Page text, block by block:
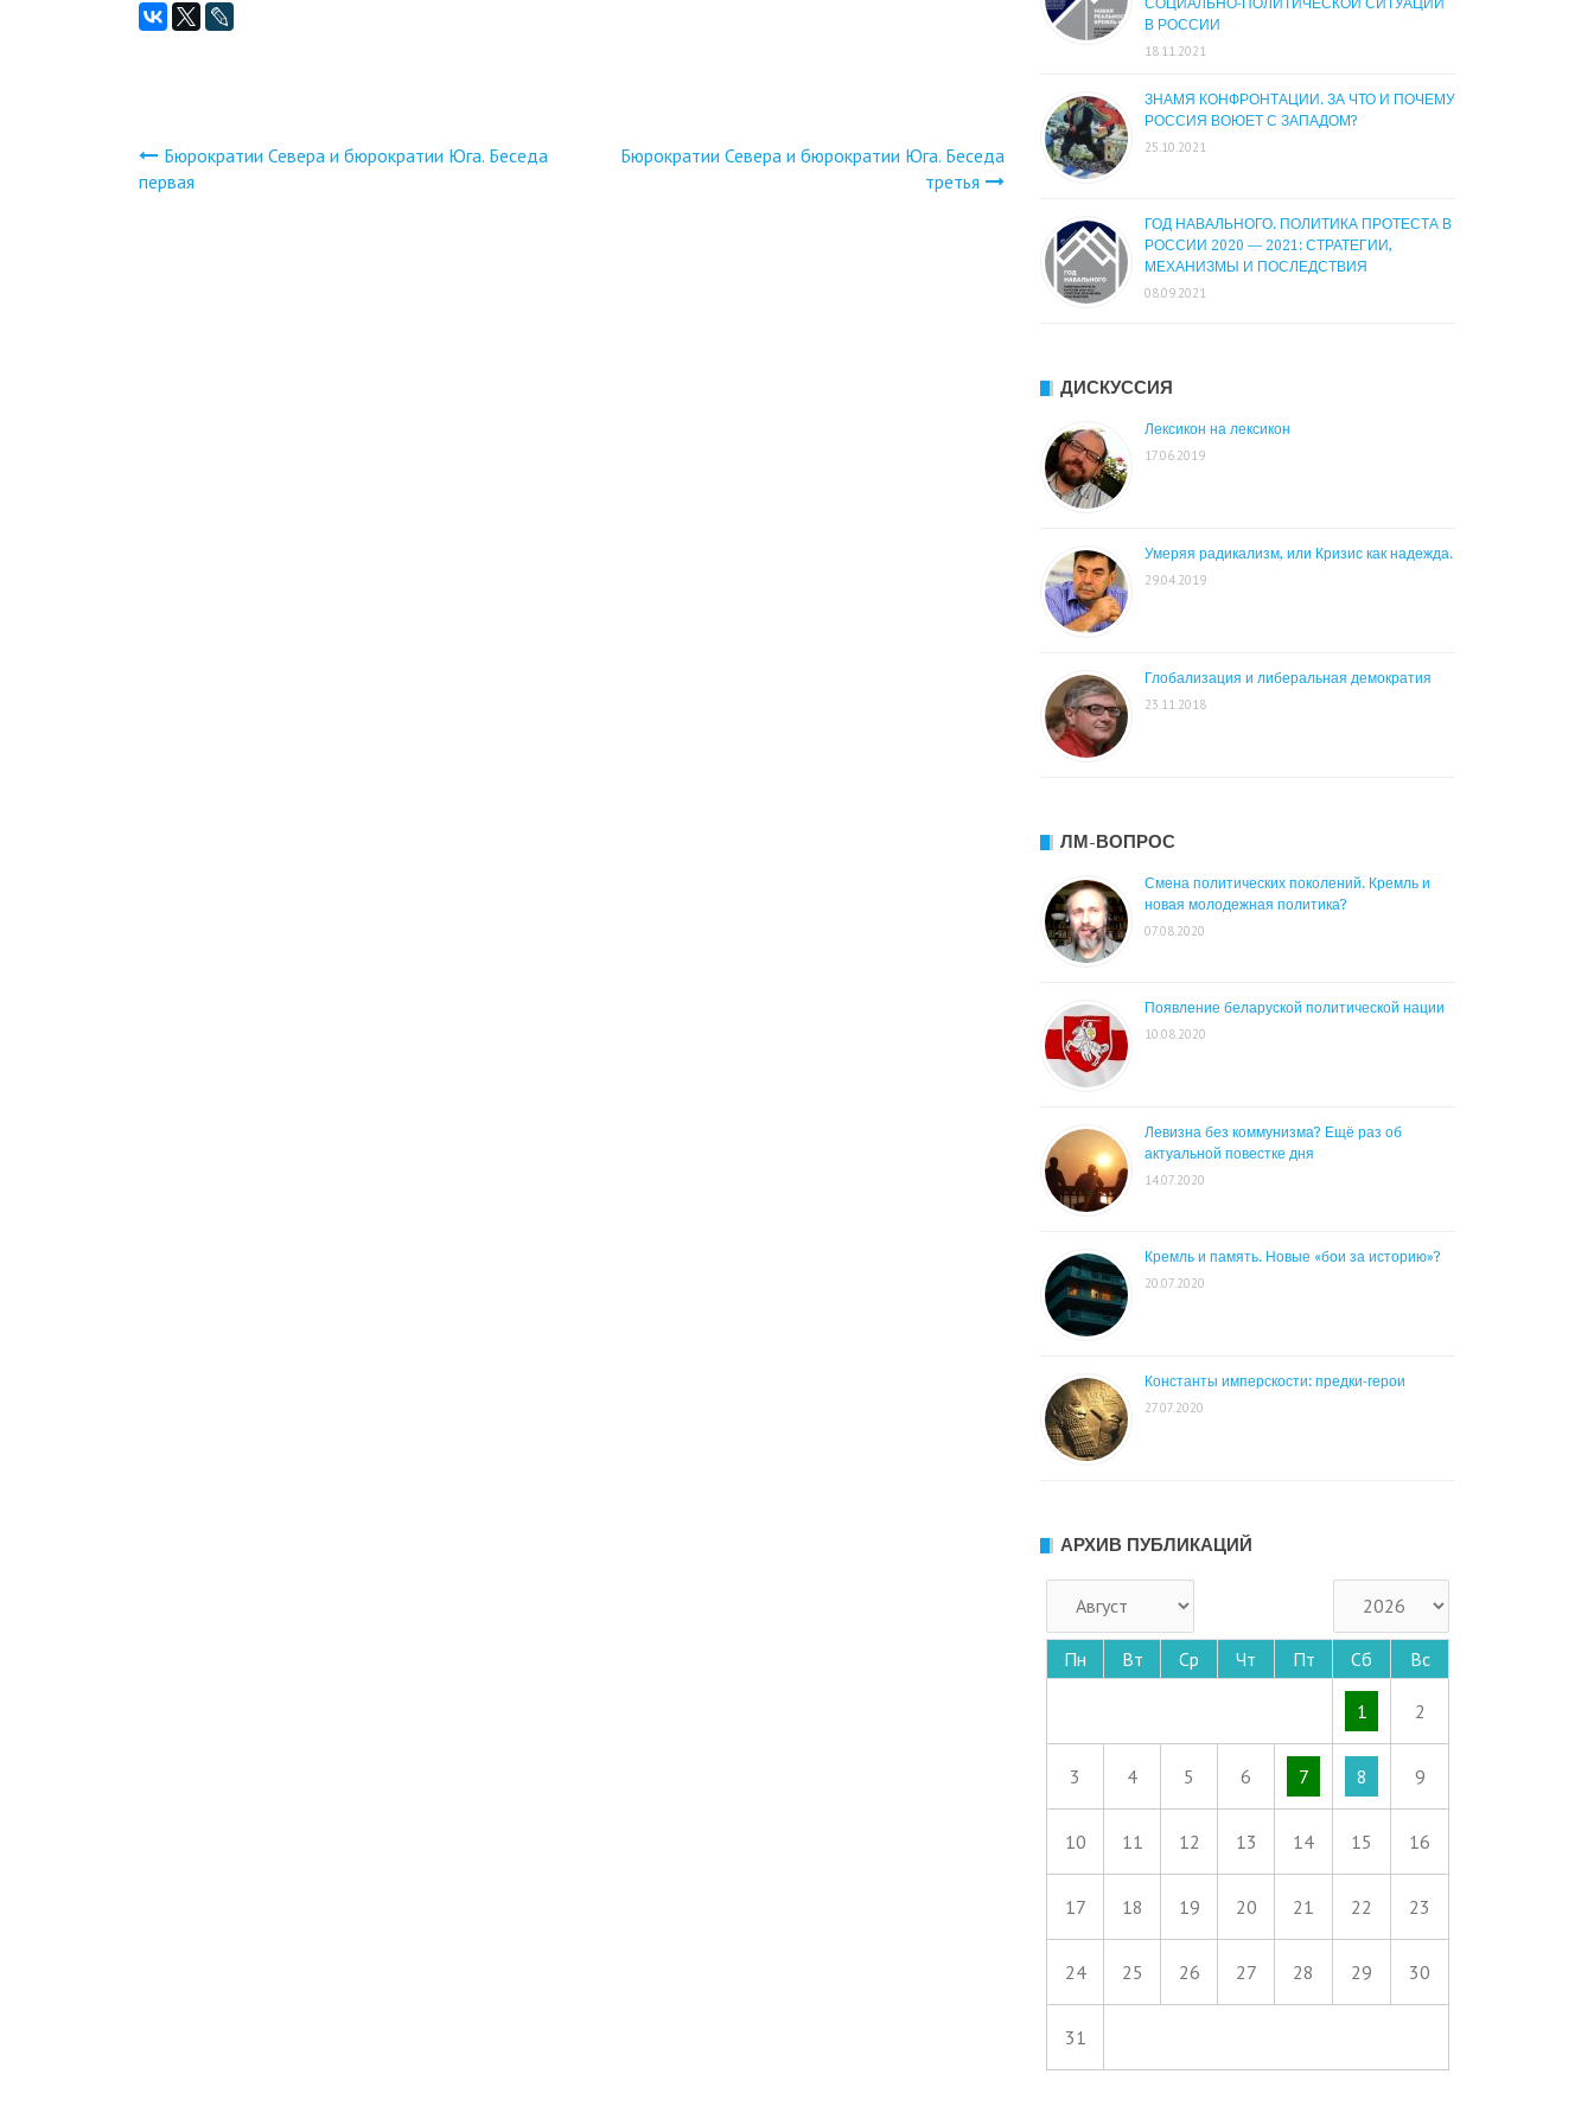
Навигация
Бюрократии Севера и бюрократии Юга. Беседа
первая
Бюрократии Севера и бюрократии Юга. Беседа
третья
В РОССИИ
18.11.2021
ЗНАМЯ КОНФРОНТАЦИИ. ЗА ЧТО И ПОЧЕМУ
РОССИЯ ВОЮЕТ С ЗАПАДОМ?
25.10.2021
ГОД НАВАЛЬНОГО. ПОЛИТИКА ПРОТЕСТА В
РОССИИ 2020 — 2021: СТРАТЕГИИ,
МЕХАНИЗМЫ И ПОСЛЕДСТВИЯ
08.09.2021
ДИСКУССИЯ
Лексикон на лексикон
17.06.2019
Умеряя радикализм, или Кризис как надежда.
29.04.2019
Глобализация и либеральная демократия
23.11.2018
ЛМ-ВОПРОС
Смена политических поколений. Кремль и
новая молодежная политика?
07.08.2020
Появление беларуской политической нации
10.08.2020
Левизна без коммунизма? Ещё раз об
актуальной повестке дня
14.07.2020
Кремль и память. Новые «бои за историю»?
20.07.2020
Константы имперскости: предки-герои
27.07.2020
АРХИВ ПУБЛИКАЦИЙ
Пн Вт Ср Чт Пт Сб Вс
1 2
3 4 5 6 7 8 9
10 11 12 13 14 15 16
17 18 19 20 21 22 23
24 25 26 27 28 29 30
31